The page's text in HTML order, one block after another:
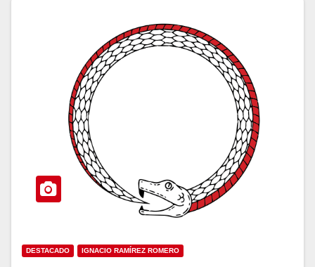
DESTACADO IGNACIO RAMÍREZ ROMERO